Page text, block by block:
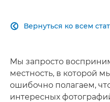
Вернуться ко всем

Мы запросто
местность, в которой
ошибочно полагаем,
интересных